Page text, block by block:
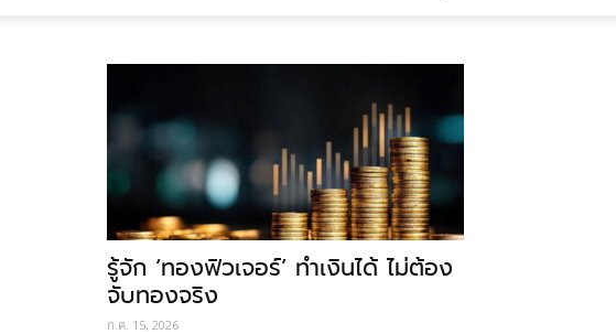
รู้จัก ‘ทองฟิวเจอร์’ ทำเงินได้ ไม่ต้อง
จับทองจริง
ก.ค. 15, 2026